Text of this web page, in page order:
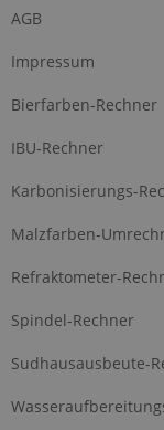
AGB
Impressum
Bierfarben-Rechner
IBU-Rechner
Karbonisierungs-
Malzfarben-
Refraktometer-
Spindel-Rechner
Sudhausausbeute-